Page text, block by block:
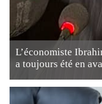
L’économiste
a toujours été en